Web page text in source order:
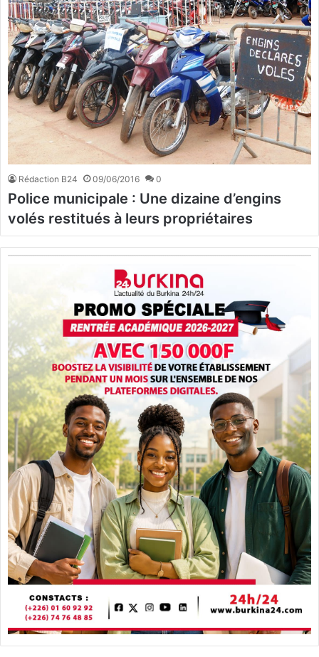
Rédaction B24 09/06/2016 0
Police municipale : Une dizaine d’engins
volés restitués à leurs propriétaires